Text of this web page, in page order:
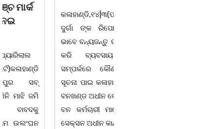
କଳାହାଣ୍ଡି,୧୪|୩(ପ୍ୟାରିଲାଲ
ଦୁର୍ଗା ଙ୍କ ରିପୋର୍ଟ):ବେଆଇନ
ଭାବେ ବନ୍ୟଜନ୍ତୁ ଙ୍କ ର ଶିକାର
କରି ବ୍ୟବସାୟ ଚାଲୁଥିବା
ସମ୍ପର୍କରେ କୌଣସି ସୂତ୍ରରୁ
ସୂଚନା ପାଇ କଳାହାଣ୍ଡି ଉତ୍ତର
ବନଖଣ୍ଡ ଅଧୀନ କେଗାଁ ରେଞ୍ଜର
ବନ କର୍ମଚାରୀ ମାନେ ଗରଗାବ
ସେକ୍ସନ ଅଧୀନ କାନ୍ଦୁଲଝର